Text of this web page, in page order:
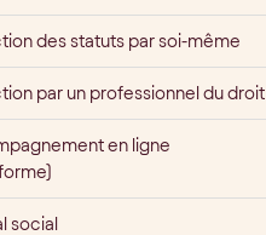
des statuts par soi-même
par un professionnel du droit
en ligne
social